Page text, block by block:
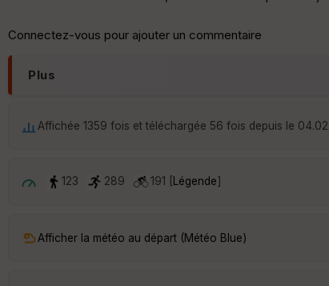
Connectez-vous pour ajouter un commentaire
Plus
Affichée 1359 fois et téléchargée 56 fois depuis le
123 289 191 [ Légende]
Afficher la météo au départ (Météo Blue)